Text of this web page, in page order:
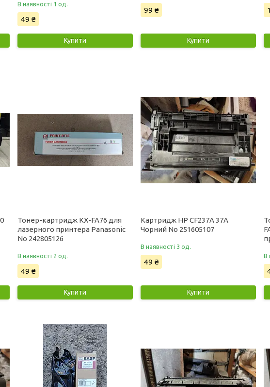
В наявності 1 од.
49 ₴
Купити
99 ₴
Купити
Тонер-картридж KX-FA76 для
лазерного принтера Panasonic
No 242805126
В наявності 2 од.
49 ₴
Купити
Картридж HP CF237A 37A
Чорний No 251605107
В наявності 3 од.
49 ₴
Купити
В